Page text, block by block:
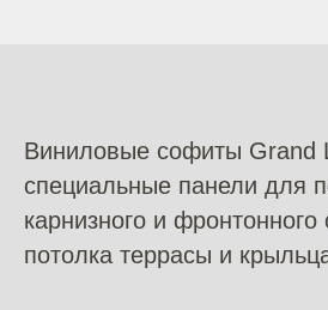
Виниловые софиты Grand
специальные панели для
карнизного и фронтонного
потолка террасы и